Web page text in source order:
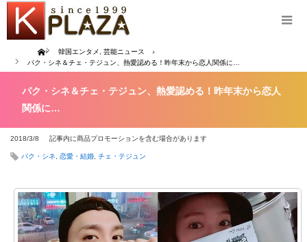
Home 韓国エンタメ
芸能ニュース
パク・シネ＆チェ・テジュン、熱愛認める！昨年末から恋人関係に…
パク・シネ＆チェ・テジュン、熱愛認める！昨年末から恋人
関係に…
2018/3/8 記事内に商品プロモーションを含む場合があります
パク・シネ 恋愛・結婚 チェ・テジュン